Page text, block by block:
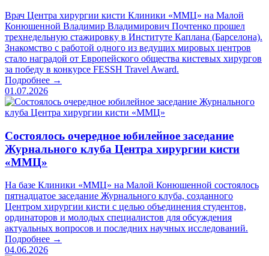
Врач Центра хирургии кисти Клиники «ММЦ» на Малой
Конюшенной Владимир Владимирович Почтенко прошел
трехнедельную стажировку в Институте Каплана (Барселона).
Знакомство с работой одного из ведущих мировых центров
стало наградой от Европейского общества кистевых хирургов
за победу в конкурсе FESSH Travel Award.
Подробнее →
01.07.2026
Состоялось очередное юбилейное заседание
Журнального клуба Центра хирургии кисти
«ММЦ»
На базе Клиники «ММЦ» на Малой Конюшенной состоялось
пятнадцатое заседание Журнального клуба, созданного
Центром хирургии кисти с целью объединения студентов,
ординаторов и молодых специалистов для обсуждения
актуальных вопросов и последних научных исследований.
Подробнее →
04.06.2026